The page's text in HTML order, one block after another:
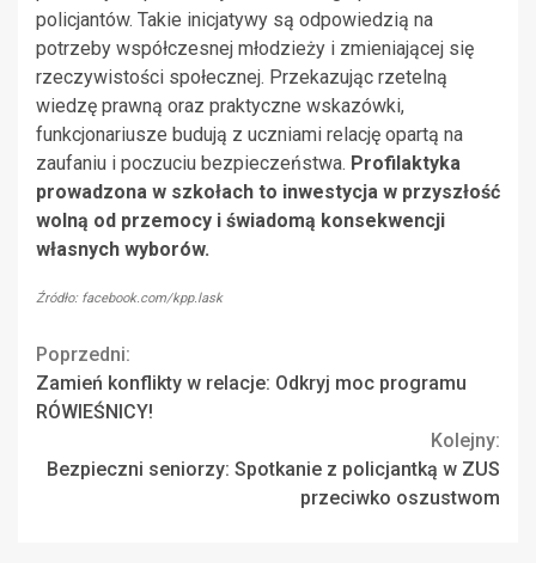
policjantów. Takie inicjatywy są odpowiedzią na
potrzeby współczesnej młodzieży i zmieniającej się
rzeczywistości społecznej. Przekazując rzetelną
wiedzę prawną oraz praktyczne wskazówki,
funkcjonariusze budują z uczniami relację opartą na
zaufaniu i poczuciu bezpieczeństwa. Profilaktyka
prowadzona w szkołach to inwestycja w przyszłość
wolną od przemocy i świadomą konsekwencji
własnych wyborów.
Źródło: facebook.com/kpp.lask
Continue
Reading
Poprzedni:
Zamień konflikty w relacje: Odkryj moc programu
RÓWIEŚNICY!
Kolejny:
Bezpieczni seniorzy: Spotkanie z policjantką w ZUS
przeciwko oszustwom